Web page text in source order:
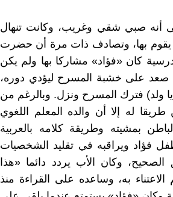
أنه صبي شقي وغريب، وكانت تنهال
يقوم بها، وتصادف ذات مرة أن حضرت
كان «فؤاد» مشاركا بها ولم يكن
صعد على خشبة المسرح ليؤدي دوره،
ولد) فترك المسرح ونزل. وبالرغم من
له إلا أن والده المعلم اللغوي
بمشيته وطريقة كلامه بالعربية
فؤاد ويراقبه في تقليد الشخصيات
وكان الأب يردد دائما «هذا
به، وساعده على القراءة منذ